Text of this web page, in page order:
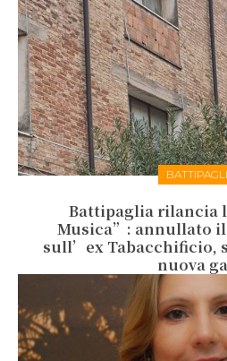
Battipaglia rilancia
Musica”: annullato
sull’ex Tabacchificio,
nuova